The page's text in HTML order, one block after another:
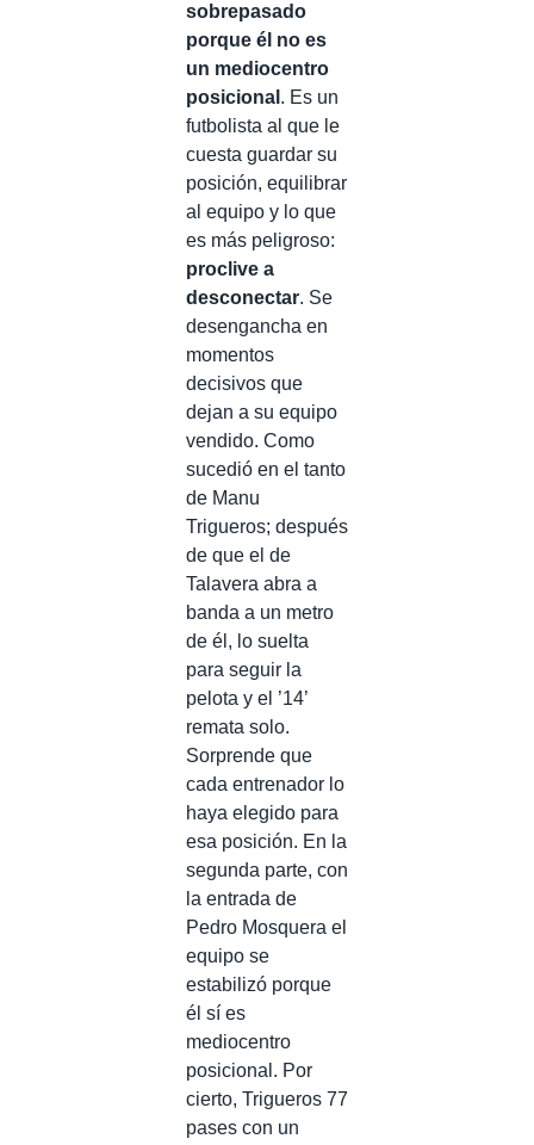
sobrepasado
porque él no es
un mediocentro
posicional . Es un
futbolista al que le
cuesta guardar su
posición, equilibrar
al equipo y lo que
es más peligroso:
proclive a
desconectar. Se
desengancha en
momentos
decisivos que
dejan a su equipo
vendido. Como
sucedió en el tanto
de Manu
Trigueros; después
de que el de
Talavera abra a
banda a un metro
de él, lo suelta
para seguir la
pelota y el ’14’
remata solo.
Sorprende que
cada entrenador lo
haya elegido para
esa posición. En la
segunda parte, con
la entrada de
Pedro Mosquera el
equipo se
estabilizó porque
él sí es
mediocentro
posicional. Por
cierto, Trigueros 77
pases con un